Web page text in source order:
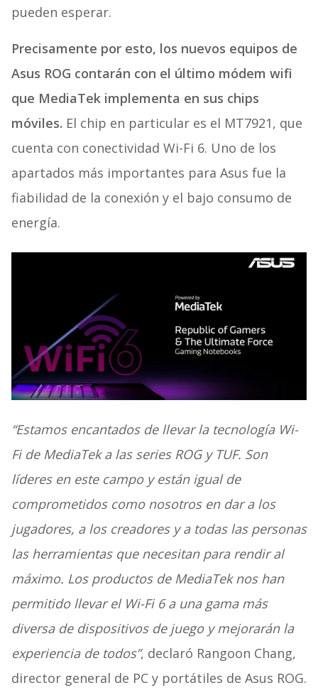
pueden esperar.
Precisamente por esto, los nuevos equipos de
Asus ROG contarán con el último módem wifi
que MediaTek implementa en sus chips
móviles. El chip en particular es el MT7921, que
cuenta con conectividad Wi-Fi 6. Uno de los
apartados más importantes para Asus fue la
fiabilidad de la conexión y el bajo consumo de
energía.
“Estamos encantados de llevar la tecnología Wi-
Fi de MediaTek a las series ROG y TUF. Son
líderes en este campo y están igual de
comprometidos como nosotros en dar a los
jugadores, a los creadores y a todas las personas
las herramientas que necesitan para rendir al
máximo. Los productos de MediaTek nos han
permitido llevar el Wi-Fi 6 a una gama más
diversa de dispositivos de juego y mejorarán la
experiencia de todos”, declaró Rangoon Chang,
director general de PC y portátiles de Asus ROG.